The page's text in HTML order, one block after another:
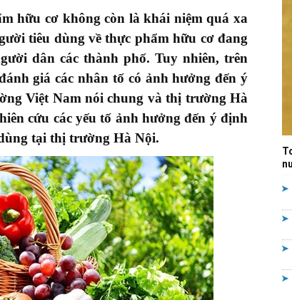
chí
Quản
lý
hữu cơ không còn là khái niệm quá xa
tiêu dùng về thực phẩm hữu cơ đang
dân các thành phố. Tuy nhiên, trên
giá các nhân tố có ảnh hưởng đến ý
Việt Nam nói chung và thị trường Hà
cứu các yếu tố ảnh hưởng đến ý định
tại thị trường Hà Nội.